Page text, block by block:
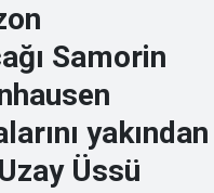
Samorin
yakından
Üssü